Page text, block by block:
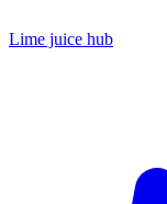
Lime juice hub